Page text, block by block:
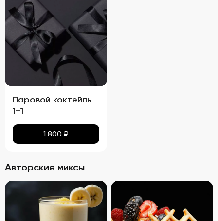
Паровой коктейль
1+1
1 800 ₽
Авторские миксы